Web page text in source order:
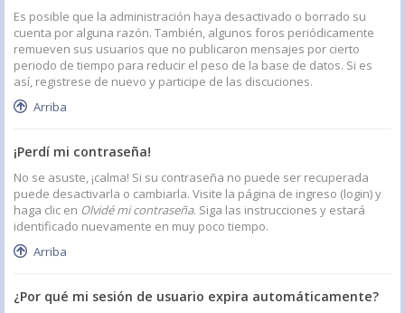
Es posible que la administración haya desactivado o borrado su
cuenta por alguna razón. También, algunos foros periódicamente
remueven sus usuarios que no publicaron mensajes por cierto
periodo de tiempo para reducir el peso de la base de datos. Si es
así, registrese de nuevo y participe de las discuciones.
Arriba
¡Perdí mi contraseña!
No se asuste, ¡calma! Si su contraseña no puede ser recuperada
puede desactivarla o cambiarla. Visite la página de ingreso (login) y
haga clic en Olvidé mi contraseña. Siga las instrucciones y estará
identificado nuevamente en muy poco tiempo.
Arriba
¿Por qué mi sesión de usuario expira automáticamente?